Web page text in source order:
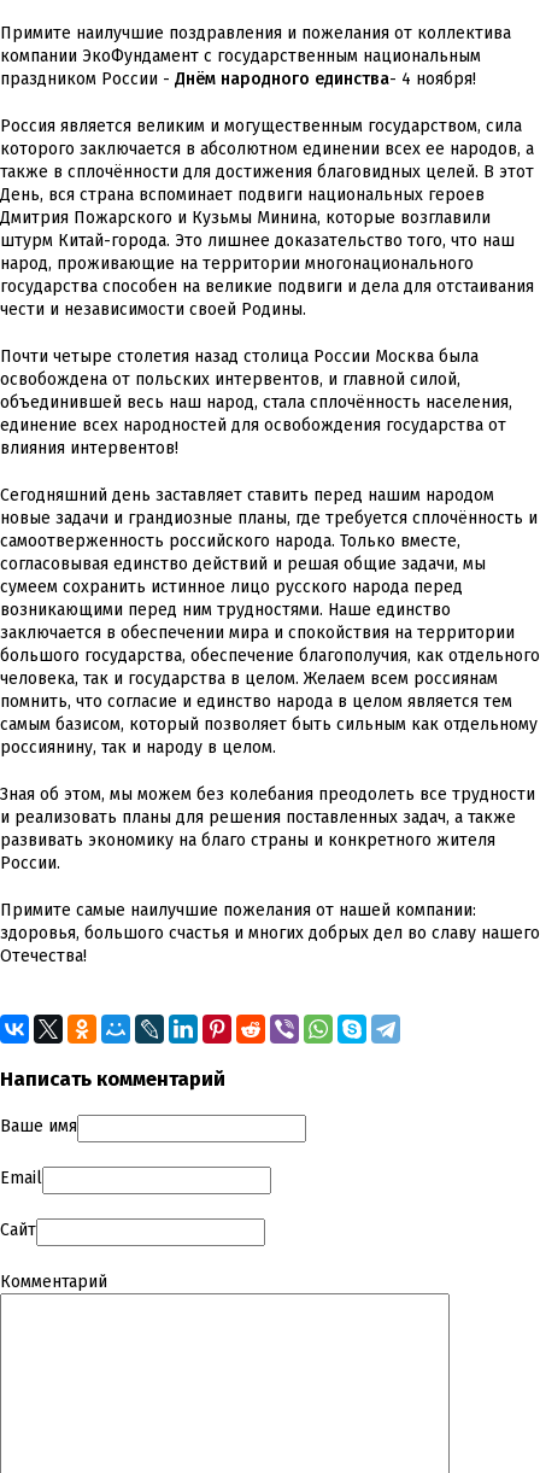
Примите наилучшие поздравления и пожелания от коллектива
компании ЭкоФундамент с государственным национальным
праздником России - Днём народного единства- 4 ноября!
Россия является великим и могущественным государством, сила
которого заключается в абсолютном единении всех ее народов, а
также в сплочённости для достижения благовидных целей. В этот
День, вся страна вспоминает подвиги национальных героев
Дмитрия Пожарского и Кузьмы Минина, которые возглавили
штурм Китай-города. Это лишнее доказательство того, что наш
народ, проживающие на территории многонационального
государства способен на великие подвиги и дела для отстаивания
чести и независимости своей Родины.
Почти четыре столетия назад столица России Москва была
освобождена от польских интервентов, и главной силой,
объединившей весь наш народ, стала сплочённость населения,
единение всех народностей для освобождения государства от
влияния интервентов!
Сегодняшний день заставляет ставить перед нашим народом
новые задачи и грандиозные планы, где требуется сплочённость и
самоотверженность российского народа. Только вместе,
согласовывая единство действий и решая общие задачи, мы
сумеем сохранить истинное лицо русского народа перед
возникающими перед ним трудностями. Наше единство
заключается в обеспечении мира и спокойствия на территории
большого государства, обеспечение благополучия, как отдельного
человека, так и государства в целом. Желаем всем россиянам
помнить, что согласие и единство народа в целом является тем
самым базисом, который позволяет быть сильным как отдельному
россиянину, так и народу в целом.
Зная об этом, мы можем без колебания преодолеть все трудности
и реализовать планы для решения поставленных задач, а также
развивать экономику на благо страны и конкретного жителя
России.
Примите самые наилучшие пожелания от нашей компании:
здоровья, большого счастья и многих добрых дел во славу нашего
Отечества!
Написать комментарий
Ваше имя
Email
Сайт
Комментарий